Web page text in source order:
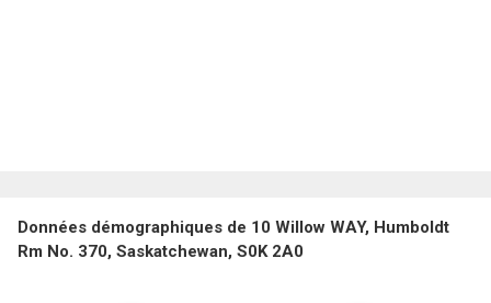
Données démographiques de 10 Willow WAY, Humboldt
Rm No. 370, Saskatchewan, S0K 2A0